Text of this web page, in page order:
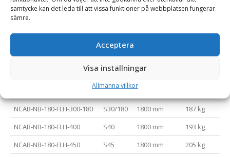
samtycke kan det leda till att vissa funktioner på webbplatsen fungerar
sämre.
Acceptera
Visa inställningar
Allmänna villkor
NCAB-NB-150-FLH-500
NCAB-NB-150-FLH-700
S70 1500 mm
222 kg
S1/B20 1500 mm
NCAB-NB-180-FLH-300-150
S30/150 1800 mm
NCAB-NB-180-FLH-300-180
S30/180 1800 mm
187 kg
NCAB-NB-180-FLH-400
S40 1800 mm
193 kg
NCAB-NB-180-FLH-450
S45 1800 mm
205 kg